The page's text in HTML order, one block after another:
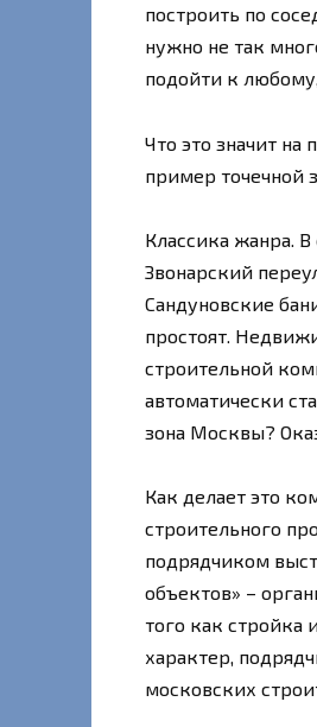
построить по
нужно не так
подойти к
Что это значит на
пример точечной
Классика жанра.
Звонарский
Сандуновские
простоят.
строительной
автоматически
зона Москвы?
Как делает это
строительного
подрядчиком
объектов» –
того как стройка
характер,
московских